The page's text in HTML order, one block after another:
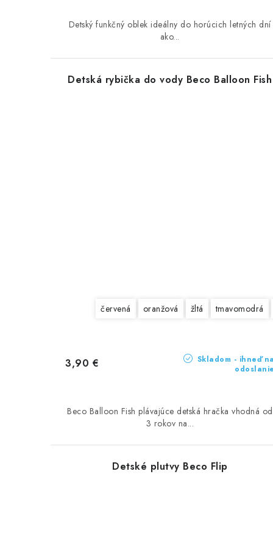
Detský funkčný oblek ideálny do horúcich letných dní
ako...
Detská rybička do vody Beco Balloon Fish
červená oranžová žltá tmavomodrá
Skladom - ihneď na
odoslanie
3,90 €
Beco Balloon Fish plávajúce detská hračka vhodná od
3 rokov na...
Detské plutvy Beco Flip